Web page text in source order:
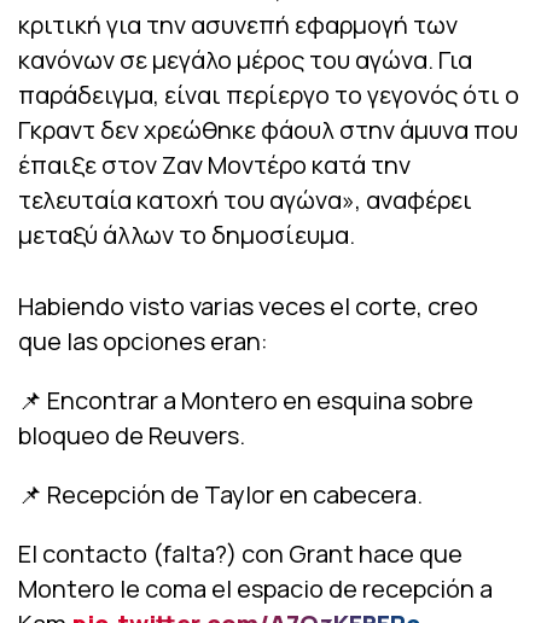
κριτική για την ασυνεπή εφαρμογή των
κανόνων σε μεγάλο μέρος του αγώνα. Για
παράδειγμα, είναι περίεργο το γεγονός ότι ο
Γκραντ δεν χρεώθηκε φάουλ στην άμυνα που
έπαιξε στον Ζαν Μοντέρο κατά την
τελευταία κατοχή του αγώνα», αναφέρει
μεταξύ άλλων το δημοσίευμα.
Habiendo visto varias veces el corte, creo
que las opciones eran:
📌 Encontrar a Montero en esquina sobre
bloqueo de Reuvers.
📌 Recepción de Taylor en cabecera.
El contacto (falta?) con Grant hace que
Montero le coma el espacio de recepción a